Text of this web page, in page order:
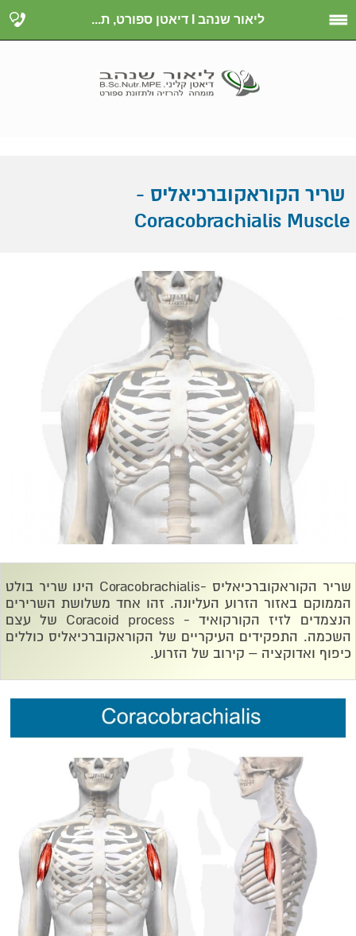
ליאור שנהב I דיאטן ספורט, ת...
שריר הקוראקוברכיאליס -Coracobrachialis הינו שריר בולט
הממוקם באזור הזרוע העליונה. זהו אחד משלושת השרירים
הנצמדים לזיז הקורקואיד - Coracoid process של עצם
השכמה. התפקידים העיקריים של הקוראקוברכיאליס כוללים
כיפוף ואדוקציה – קירוב של הזרוע.
שריר הקוראקוברכיאליס -
Coracobrachialis Muscle